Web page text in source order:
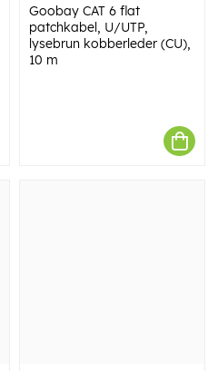
Goobay CAT 6 flat
patchkabel, U/UTP,
lysebrun kobberleder (CU),
10 m